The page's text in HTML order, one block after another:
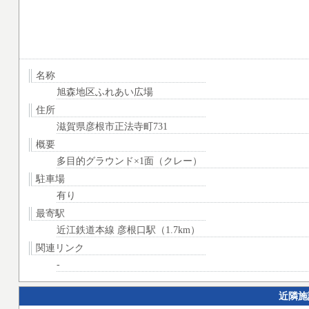
名称
旭森地区ふれあい広場
住所
滋賀県彦根市正法寺町731
概要
多目的グラウンド×1面（クレー）
駐車場
有り
最寄駅
近江鉄道本線 彦根口駅（1.7km）
関連リンク
-
近隣